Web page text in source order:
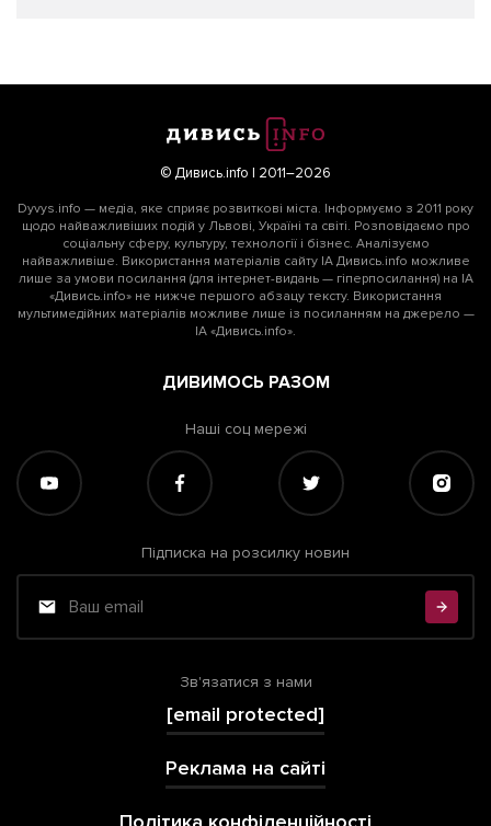
© Дивись.info | 2011–2026
Dyvys.info — медіа, яке сприяє розвиткові міста. Інформуємо з 2011 року
щодо найважливіших подій у Львові, Україні та світі. Розповідаємо про
соціальну сферу, культуру, технології і бізнес. Аналізуємо
найважливіше. Використання матеріалів сайту ІА Дивись.info можливе
лише за умови посилання (для інтернет-видань — гіперпосилання) на ІА
«Дивись.info» не нижче першого абзацу тексту. Використання
мультимедійних матеріалів можливе лише із посиланням на джерело —
ІА «Дивись.info».
ДИВИМОСЬ РАЗОМ
Наші соц мережі
Підписка на розсилку новин
Зв'язатися з нами
[email protected]
Реклама на сайті